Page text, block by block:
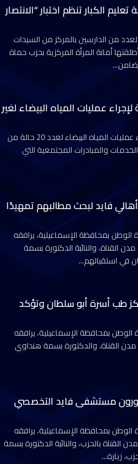
الكبار تنظم اختبار “الانتصار
لعدد من الدارسين بالمركز من السيدات
أمانة المرأة المركزية بحزب حماة
عمليات المياه البيضاء لغير
نظمت أمانة حماة الوطن بالجيزة، قافلة طبية لإجراء عمليات المياه البيضاء لعدد 20 حالة من
والمبادرات المجتمعية التي
فايد لبحث مطالبهم تمهيدًا
بمحافظة الإسماعيلية، يرافقه
القناة، والنائبة الدكتورة بسمة
في استقبالهم…
طب أسرة أبو سلطان وتؤكد
بمحافظة الإسماعيلية، يرافقه
القناة، والدكتورة بسمة هنداوي
مستشفى فايد التخصصي
بمحافظة الإسماعيلية، يرافقه
بالحزب، والنائبة الدكتورة بسمة
زيارة…